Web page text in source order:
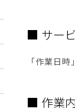
■ サー
「作業日
■ 作業